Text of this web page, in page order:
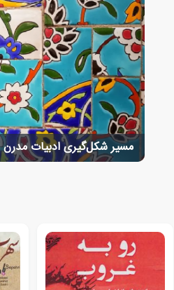
مسیر شکل‌گیری ادبیات مدرن